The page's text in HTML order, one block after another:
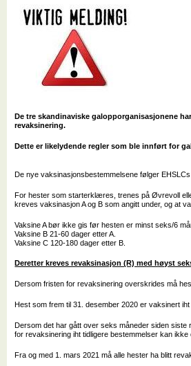
De tre skandinaviske galopporganisasjonene
revaksinering.
Dette er likelydende regler som ble innført for
De nye vaksinasjonsbestemmelsene følger
For hester som starterklæres, trenes på Øvrevoll
kreves vaksinasjon A og B som angitt under, og at
Vaksine A bør ikke gis før hesten er minst seks/6
Vaksine B 21-60 dager etter A.​
Vaksine C 120-180 dager etter B.​
Deretter kreves revaksinasjon (R) med høyst
Dersom fristen for revaksinering overskrides må
Hest som frem til 31. desember 2020 er vaksinert
Dersom det har gått over seks måneder siden
for revaksinering iht tidligere bestemmelser kan ikke
Fra og med 1. mars 2021 må alle hester ha blitt